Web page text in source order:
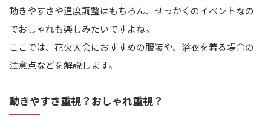
動きやすさや温度調整はもちろん、せっかくのイベントなの
でおしゃれも楽しみたいですよね。
ここでは、花火大会におすすめの服装や、浴衣を着る場合の
注意点などを解説します。
動きやすさ重視？おしゃれ重視？